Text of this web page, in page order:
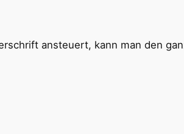
ansteuert, kann man den